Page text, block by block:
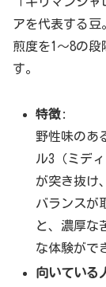
アを代表する豆
煎度を1〜8の
す。
特徴:
野性味のあ
ル3（ミデ
が突き抜け
バランスが
と、濃厚な
な体験がで
向いている